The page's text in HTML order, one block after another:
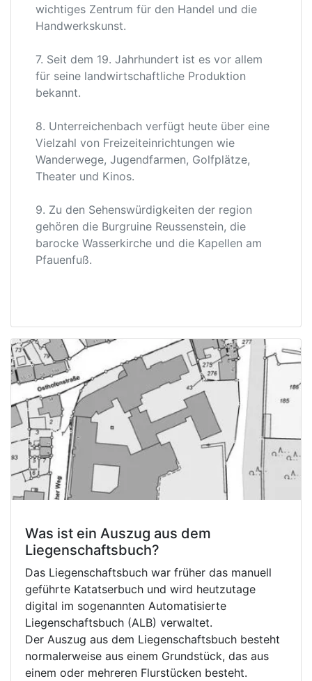
wichtiges Zentrum für den Handel und die
Handwerkskunst.
7. Seit dem 19. Jahrhundert ist es vor allem
für seine landwirtschaftliche Produktion
bekannt.
8. Unterreichenbach verfügt heute über eine
Vielzahl von Freizeiteinrichtungen wie
Wanderwege, Jugendfarmen, Golfplätze,
Theater und Kinos.
9. Zu den Sehenswürdigkeiten der region
gehören die Burgruine Reussenstein, die
barocke Wasserkirche und die Kapellen am
Pfauenfuß.
Was ist ein Auszug aus dem
Liegenschaftsbuch?
Das Liegenschaftsbuch war früher das manuell
geführte Katatserbuch und wird heutzutage
digital im sogenannten Automatisierte
Liegenschaftsbuch (ALB) verwaltet.
Der Auszug aus dem Liegenschaftsbuch besteht
normalerweise aus einem Grundstück, das aus
einem oder mehreren Flurstücken besteht.